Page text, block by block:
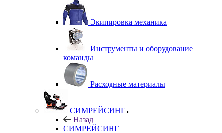
Экипировка механика
Инструменты и оборудование
команды
Расходные материалы
СИМРЕЙСИНГ
Назад
СИМРЕЙСИНГ